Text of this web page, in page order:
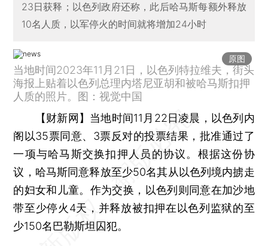
23日获释；以色列政府还称，此后哈马斯每额外释放
10名人质，以军停火的时间就将增加24小时
原图
当地时间2023年11月21日，以色列特拉维夫，街头
海报上贴着以色列总理内塔尼亚胡和被哈马斯扣押
人质的照片。图：视觉中国
【财新网】 当地时间11月22日凌晨，以色列内
阁以35票同意、3票反对的投票结果，批准通过了
一项与哈马斯交换扣押人员的协议。根据这份协
议，哈马斯同意释放至少50名其从以色列境内掳走
的妇女和儿童。作为交换，以色列则同意在加沙地
带至少停火4天，并释放被扣押在以色列监狱的至
少150名巴勒斯坦囚犯。